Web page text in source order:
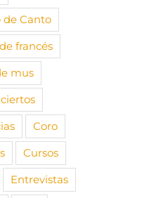
de Canto
francés
mus
Coro
Cursos
Entrevistas